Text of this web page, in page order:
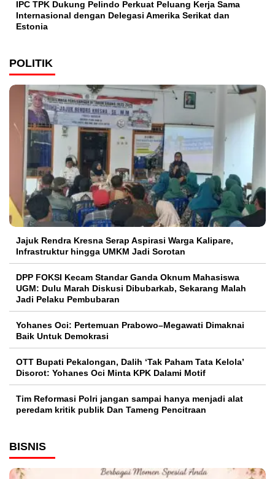
IPC TPK Dukung Pelindo Perkuat Peluang Kerja Sama
Internasional dengan Delegasi Amerika Serikat dan
Estonia
POLITIK
Jajuk Rendra Kresna Serap Aspirasi Warga Kalipare,
Infrastruktur hingga UMKM Jadi Sorotan
DPP FOKSI Kecam Standar Ganda Oknum Mahasiswa
UGM: Dulu Marah Diskusi Dibubarkab, Sekarang Malah
Jadi Pelaku Pembubaran
Yohanes Oci: Pertemuan Prabowo–Megawati Dimaknai
Baik Untuk Demokrasi
OTT Bupati Pekalongan, Dalih ‘Tak Paham Tata Kelola’
Disorot: Yohanes Oci Minta KPK Dalami Motif
Tim Reformasi Polri jangan sampai hanya menjadi alat
peredam kritik publik Dan Tameng Pencitraan
BISNIS